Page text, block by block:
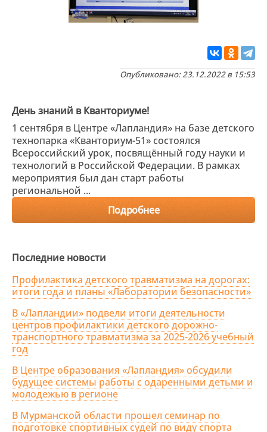
Опубликовано: 23.12.2022 в 15:53
День знаний в Кванториуме!
1 сентября в Центре «Лапландия» на базе детского
технопарка «Кванториум-51» состоялся
Всероссийский урок, посвящённый году науки и
технологий в Российской Федерации. В рамках
мероприятия был дан старт работы
региональной ...
Подробнее
Последние новости
Профилактика детского травматизма на дорогах:
итоги года и планы «Лаборатории безопасности»
В «Лапландии» подвели итоги деятельности
центров профилактики детского дорожно-
транспортного травматизма за 2025-2026 учебный
год
В Центре образования «Лапландия» обсудили
будущее системы работы с одаренными детьми и
молодежью в регионе
В Мурманской области прошел семинар по
подготовке спортивных судей по виду спорта